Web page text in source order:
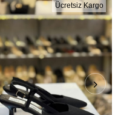
Ücretsiz Kargo